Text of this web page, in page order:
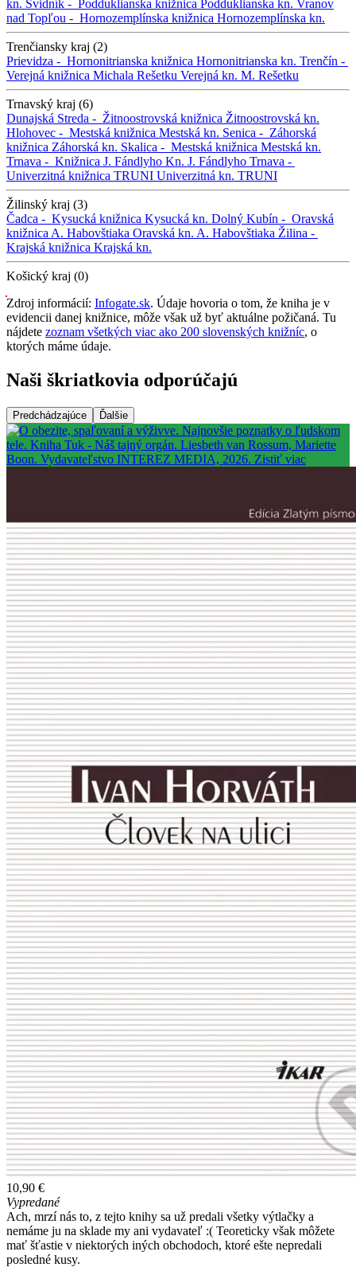
kn. Svidník - Podduklianska knižnica Podduklianska kn. Vranov
nad Topľou - Hornozemplínska knižnica Hornozemplínska kn.
Trenčiansky kraj (2)
Prievidza - Hornonitrianska knižnica Hornonitrianska kn. Trenčín -
Verejná knižnica Michala Rešetku Verejná kn. M. Rešetku
Trnavský kraj (6)
Dunajská Streda - Žitnoostrovská knižnica Žitnoostrovská kn.
Hlohovec - Mestská knižnica Mestská kn. Senica - Záhorská
knižnica Záhorská kn. Skalica - Mestská knižnica Mestská kn.
Trnava - Knižnica J. Fándlyho Kn. J. Fándlyho Trnava -
Univerzitná knižnica TRUNI Univerzitná kn. TRUNI
Žilinský kraj (3)
Čadca - Kysucká knižnica Kysucká kn. Dolný Kubín - Oravská
knižnica A. Habovštiaka Oravská kn. A. Habovštiaka Žilina -
Krajská knižnica Krajská kn.
Košický kraj (0)
Zdroj informácií: Infogate.sk. Údaje hovoria o tom, že kniha je v
evidencii danej knižnice, môže však už byť aktuálne požičaná. Tu
nájdete zoznam všetkých viac ako 200 slovenských knižníc, o
ktorých máme údaje.
Naši škriatkovia odporúčajú
Predchádzajúce Ďalšie
10,90 €
Vypredané
Ach, mrzí nás to, z tejto knihy sa už predali všetky výtlačky a
nemáme ju na sklade my ani vydavateľ :( Teoreticky však môžete
mať šťastie v niektorých iných obchodoch, ktoré ešte nepredali
posledné kusy.